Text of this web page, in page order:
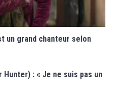
un grand chanteur selon